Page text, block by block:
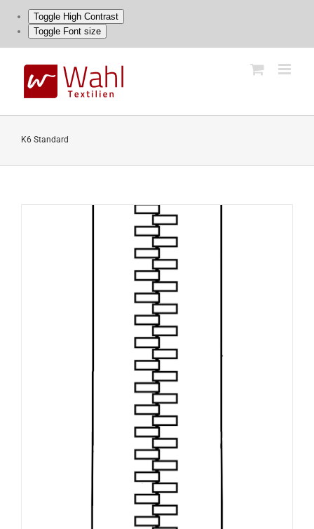
Toggle High Contrast
Toggle Font size
content
K6 Standard